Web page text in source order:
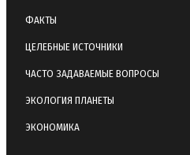
ФАКТЫ
ЦЕЛЕБНЫЕ ИСТОЧНИКИ
ЧАСТО ЗАДАВАЕМЫЕ ВОПРОСЫ
ЭКОЛОГИЯ ПЛАНЕТЫ
ЭКОНОМИКА